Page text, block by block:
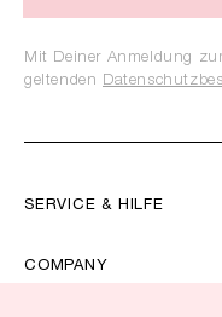
SERVICE & HILFE
COMPANY
Mit Deiner Anmeldung
geltenden